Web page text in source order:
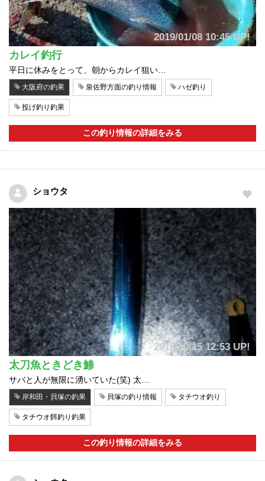
2019/01/08 10:45 UP!
カレイ釣行
平日に休みをとって、朝からカレイ狙い…
大阪府の釣果 泉佐野方面の釣り情報 ハゼ釣り
投げ釣り釣果
この釣り情報の詳細をみる
ショウタ
2018/10/15 12:53 UP!
太刀魚ときどき鯵
サバと人が無限に湧いていた(笑) 太…
岸和田・貝塚の釣果 貝塚の釣り情報 タチウオ釣り
タチウオ餌釣り釣果
この釣り情報の詳細をみる